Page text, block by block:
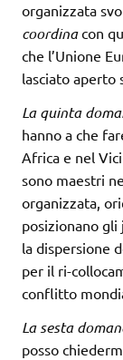
organizzata
coordinacon
che l’Unione
lasciato aperto
La quinta
hanno a che
Africa e nel
sono maestri
organizzata,
posizionano
la dispersione
per il ri-
conflitto
La sesta
posso